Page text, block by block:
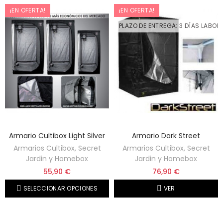
¡EN OFERTA!
Armario Cultibox Light Silver
Armarios Cultibox, Secret
Jardin y Homebox
55,90 €
SELECCIONAR OPCIONES
¡EN OFERTA!
PLAZO DE ENTREGA: 3 DÍAS
Armario Dark Street
Armarios Cultibox, Secret
Jardin y Homebox
76,90 €
VER